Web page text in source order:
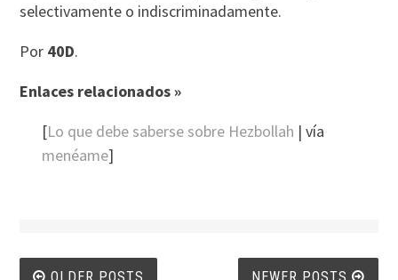
selectivamente o indiscriminadamente.
Por 40D.
Enlaces relacionados »
[Lo que debe saberse sobre Hezbollah | ví­a
menéame]
OLDER POSTS NEWER POSTS